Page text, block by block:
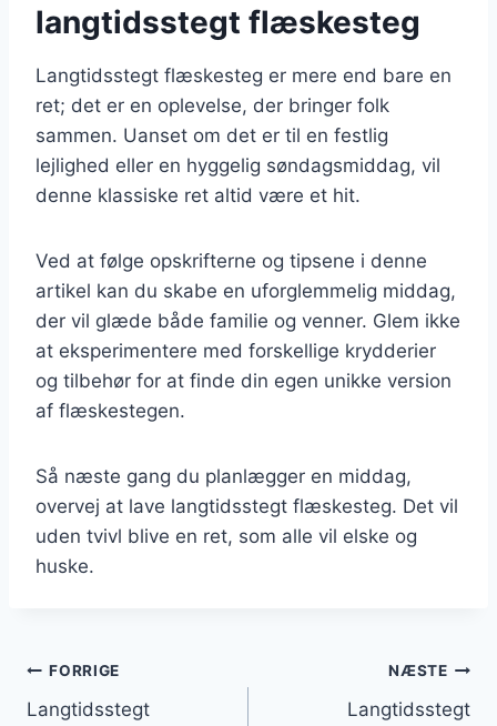
langtidsstegt flæskesteg
Langtidsstegt flæskesteg er mere end bare en
ret; det er en oplevelse, der bringer folk
sammen. Uanset om det er til en festlig
lejlighed eller en hyggelig søndagsmiddag, vil
denne klassiske ret altid være et hit.
Ved at følge opskrifterne og tipsene i denne
artikel kan du skabe en uforglemmelig middag,
der vil glæde både familie og venner. Glem ikke
at eksperimentere med forskellige krydderier
og tilbehør for at finde din egen unikke version
af flæskestegen.
Så næste gang du planlægger en middag,
overvej at lave langtidsstegt flæskesteg. Det vil
uden tvivl blive en ret, som alle vil elske og
huske.
Indlægsnavigation
FORRIGE
Langtidsstegt
NÆSTE
Langtidsstegt